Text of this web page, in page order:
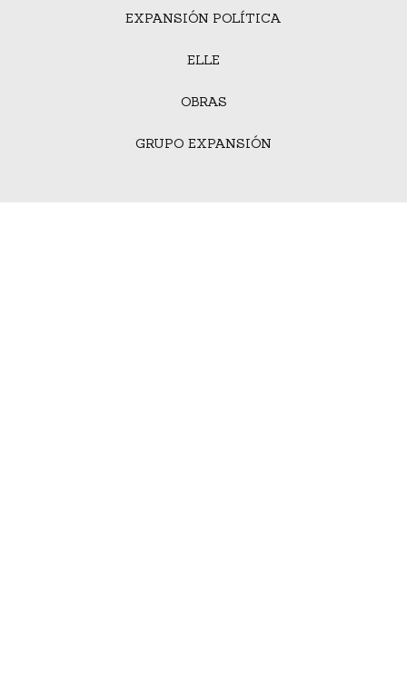
EXPANSIÓN POLÍTICA
ELLE
OBRAS
GRUPO EXPANSIÓN